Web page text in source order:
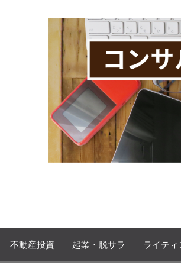
ジブロ！
居孝之のブログです。コン
不動産投資 起業・脱サラ ライテ